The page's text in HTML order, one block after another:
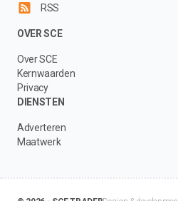
RSS
OVER SCE
Over SCE
Kernwaarden
Privacy
DIENSTEN
Adverteren
Maatwerk